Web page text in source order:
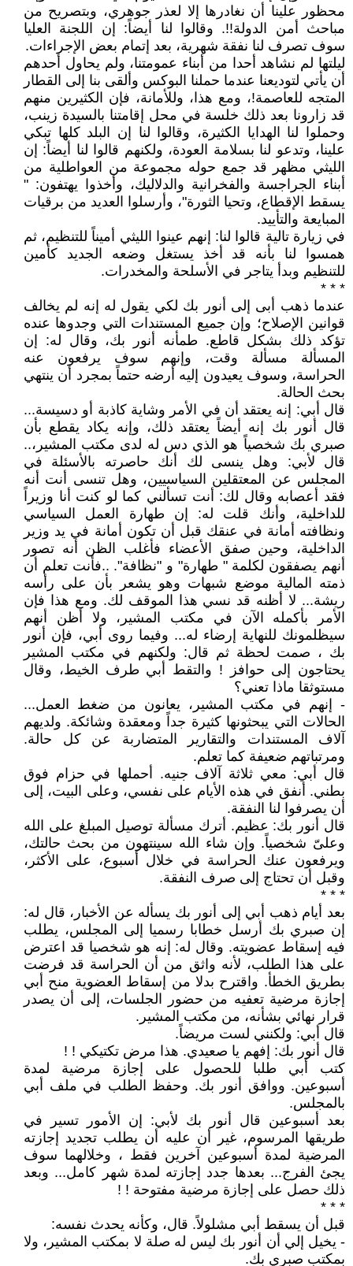
محظور علينا أن نغادرها إلا لعذر جوهري، وبتصريح من
مباحث أمن الدولة‍!!. وقالوا لنا أيضاً: إن اللجنة العليا
سوف تصرف لنا نفقة شهرية، بعد إتمام بعض الإجراءات.
ليلتها لم نشاهد أحدا من أبناء عمومتنا، ولم يحاول أحدهم
أن يأتي لتوديعنا عندما حملنا البوكس وألقى بنا إلى القطار
المتجه للعاصمة!، ومع هذا، وللأمانة، فإن الكثيرين منهم
قد زارونا بعد ذلك خلسة في محل إقامتنا بالسيدة زينب،
وحملوا لنا الهدايا الكثيرة، وقالوا لنا إن البلد كلها تبكي
علينا، وتدعو لنا بسلامة العودة، ولكنهم قالوا لنا أيضاً: إن
الليثي مظهر قد جمع حوله مجموعة من العواطلية من
أبناء الجراجسة والفخرانية والدلاليك، وأخذوا يهتفون: "
يسقط الإقطاع، وتحيا الثورة"، وأرسلوا العديد من برقيات
المبايعة والتأييد.
في زيارة تالية قالوا لنا: إنهم عينوا الليثي أميناً للتنظيم، ثم
همسوا لنا بأنه قد أخذ يستغل وضعه الجديد كأمين
للتنظيم وبدأ يتاجر في الأسلحة والمخدرات.
* * *
عندما ذهب أبى إلى أنور بك لكي يقول له إنه لم يخالف
قوانين الإصلاح؛ وإن جميع المستندات التي وجدوها عنده
تؤكد ذلك بشكل قاطع. طمأنه أنور بك، وقال له: إن
المسألة مسألة وقت، وإنهم سوف يرفعون عنه
الحراسة، وسوف يعيدون إليه أرضه حتماً بمجرد أن ينتهي
بحث الحالة.
قال أبي: إنه يعتقد أن في الأمر وشاية كاذبة أو دسيسة...
قال أنور بك إنه أيضاً يعتقد ذلك، وإنه يكاد يقطع بأن
صبري بك شخصياً هو الذي دس له لدى مكتب المشير،..
قال لأبي: وهل ينسى لك أنك حاصرته بالأسئلة في
المجلس عن المعتقلين السياسيين، وهل تنسى أنت أنه
فقد أعصابه وقال لك: أنت تسألني كما لو كنت أنا وزيراً
للداخلية، وأنك قلت له: إن طهارة العمل السياسي
ونظافته أمانة في عنقك قبل أن تكون أمانة في يد وزير
الداخلية، وحين صفق الأعضاء فأغلب الظن أنه تصور
أنهم يصفقون لكلمة " طهارة" و "نظافة". ..فأنت تعلم أن
ذمته المالية موضع شبهات وهو يشعر بأن على رأسه
ريشة... لا أظنه قد نسي هذا الموقف لك. ومع هذا فإن
الأمر بأكمله الآن في مكتب المشير، ولا أظن أنهم
سيظلمونك للنهاية إرضاء له... وفيما روى أبي، فإن أنور
بك ، صمت لحظة ثم قال: ولكنهم في مكتب المشير
يحتاجون إلى حوافز ! والتقط أبي طرف الخيط، وقال
مستوثقا ماذا تعني؟
- إنهم في مكتب المشير، يعانون من ضغط العمل...
الحالات التي يبحثونها كثيرة جداً ومعقدة وشائكة. ولديهم
آلاف المستندات والتقارير المتضاربة عن كل حالة.
ومرتباتهم ضعيفة كما تعلم.
قال أبي: معي ثلاثة آلاف جنيه. أحملها في حزام فوق
بطني. أنفق في هذه الأيام على نفسي، وعلى البيت، إلى
أن يصرفوا لنا النفقة.
قال أنور بك: عظيم. أترك مسألة توصيل المبلغ على الله
وعلىّ شخصياً. وإن شاء الله سينتهون من بحث حالتك،
ويرفعون عنك الحراسة في خلال أسبوع، على الأكثر،
وقبل أن تحتاج إلى صرف النفقة.
* * *
بعد أيام ذهب أبي إلى أنور بك يسأله عن الأخبار، قال له:
إن صبري بك أرسل خطابا رسميا إلى المجلس، يطلب
فيه إسقاط عضويته. وقال له: إنه هو شخصيا قد اعترض
على هذا الطلب، لأنه واثق من أن الحراسة قد فرضت
بطريق الخطأ. واقترح بدلا من إسقاط العضوية منح أبي
إجازة مرضية تعفيه من حضور الجلسات، إلى أن يصدر
قرار نهائي بشأنه، من مكتب المشير.
قال أبي: ولكنني لست مريضاً.
قال أنور بك: إفهم يا صعيدي. هذا مرض تكتيكي ! !
كتب أبي طلبا للحصول على إجازة مرضية لمدة
أسبوعين. ووافق أنور بك. وحفظ الطلب في ملف أبي
بالمجلس.
بعد أسبوعين قال أنور بك لأبي: إن الأمور تسير في
طريقها المرسوم، غير أن عليه أن يطلب تجديد إجازته
المرضية لمدة أسبوعين آخرين فقط ، وخلالهما سوف
يجئ الفرج... بعدها جدد إجازته لمدة شهر كامل... وبعد
ذلك حصل على إجازة مرضية مفتوحة ! !
* * *
قبل أن يسقط أبي مشلولاً. قال، وكأنه يحدث نفسه:
- يخيل إلي أن أنور بك ليس له صلة لا بمكتب المشير، ولا
بمكتب صبري بك.